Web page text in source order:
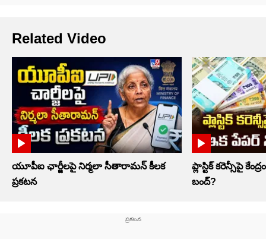
Related Video
యూపీఐ ఛార్జీలపై నిర్మలా సీతారామన్ కీలక
ప్రకటన
ప్లాస్టిక్‌ కరెన్సీపై
బంద్‌?